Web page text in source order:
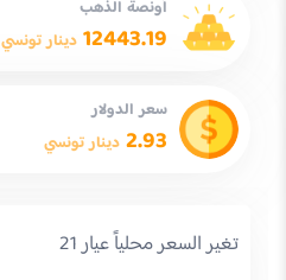
أونصة الذهب
12443.19 دينار تونسي
سعر الدولار
2.93 دينار تونسي
تغير السعر محلياً عيار 21